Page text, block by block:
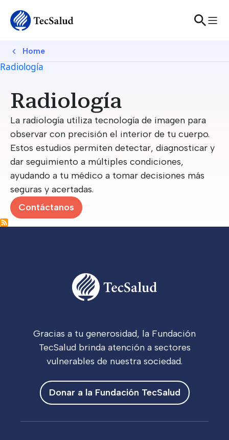
Breadcrumb
Home
Radiología
Radiología
La radiología utiliza tecnología de imagen para
observar con precisión el interior de tu cuerpo.
Estos estudios permiten detectar, diagnosticar y
dar seguimiento a múltiples condiciones,
ayudando a tu médico a tomar decisiones más
seguras y acertadas.
Contáctanos
Gracias a tu generosidad, la Fundación
TecSalud brinda atención a sectores
vulnerables de nuestra sociedad.
Donar a la Fundación TecSalud